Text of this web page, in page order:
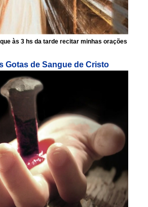
às 3 hs da tarde recitar minhas orações
Gotas de Sangue de Cristo